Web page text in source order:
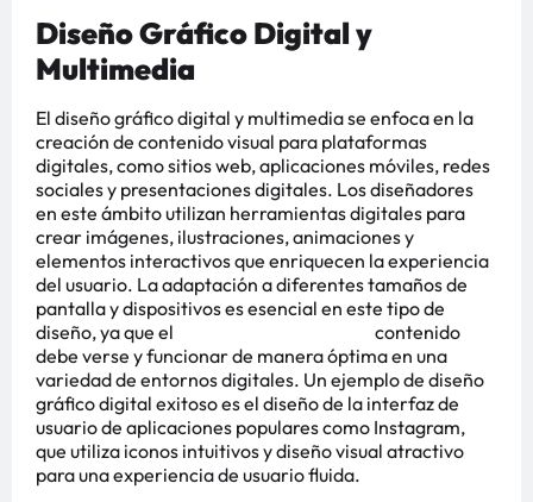
Diseño Gráfico Digital y
Multimedia
El diseño gráfico digital y multimedia se enfoca en la
creación de contenido visual para plataformas
digitales, como sitios web, aplicaciones móviles, redes
sociales y presentaciones digitales. Los diseñadores
en este ámbito utilizan herramientas digitales para
crear imágenes, ilustraciones, animaciones y
elementos interactivos que enriquecen la experiencia
del usuario. La adaptación a diferentes tamaños de
pantalla y dispositivos es esencial en este tipo de
diseño, ya que el
contenido
debe verse y funcionar de manera óptima en una
variedad de entornos digitales. Un ejemplo de diseño
gráfico digital exitoso es el diseño de la interfaz de
usuario de aplicaciones populares como Instagram,
que utiliza iconos intuitivos y diseño visual atractivo
para una experiencia de usuario fluida.